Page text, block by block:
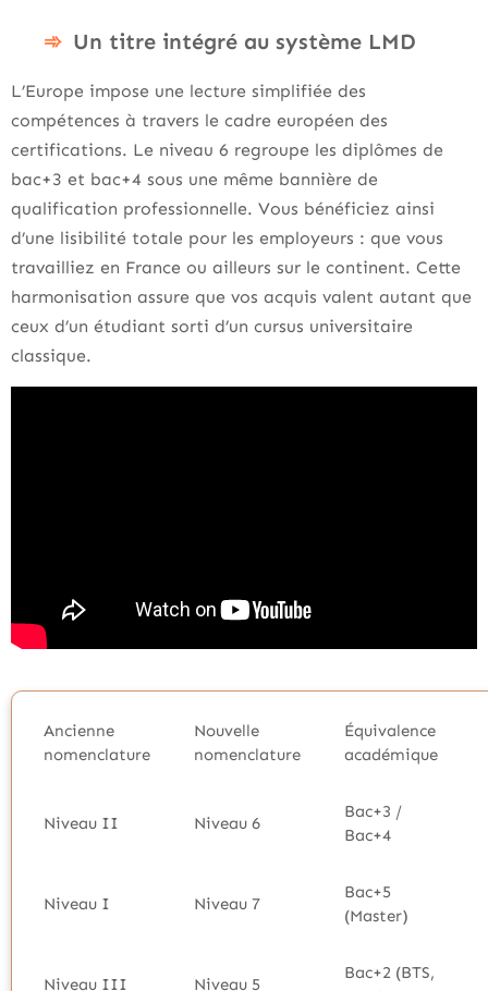
Un titre intégré au système LMD
L’Europe impose une lecture simplifiée des
compétences à travers le cadre européen des
certifications. Le niveau 6 regroupe les diplômes de
bac+3 et bac+4 sous une même bannière de
qualification professionnelle. Vous bénéficiez ainsi
d’une lisibilité totale pour les employeurs : que vous
travailliez en France ou ailleurs sur le continent. Cette
harmonisation assure que vos acquis valent autant que
ceux d’un étudiant sorti d’un cursus universitaire
classique.
Ancienne
nomenclature
Nouvelle
nomenclature
Équivalence
académique
Niveau II Niveau 6
Bac+3 /
Bac+4
Niveau I Niveau 7
Bac+5
(Master)
Niveau III Niveau 5
Bac+2 (BTS,